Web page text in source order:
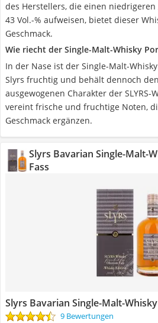
des Herstellers, die einen
43 Vol.-% aufweisen, bietet dieser
Geschmack.
Wie riecht der Single-Malt-Whisky
In der Nase ist der Single-Malt-
Slyrs fruchtig und behält dennoch
ausgewogenen Charakter der SLYRS-
vereint frische und fruchtige Noten,
Geschmack ergänzen.
Slyrs Bavarian Single-Malt-
Fass
Slyrs Bavarian Single-Malt-
9 Bewertungen